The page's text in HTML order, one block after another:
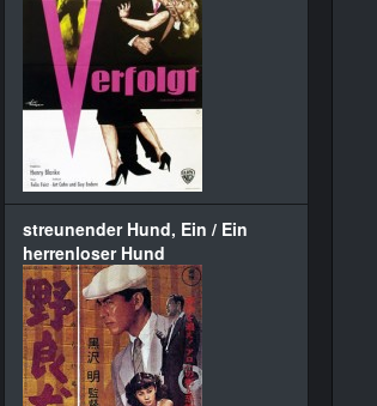
streunender Hund, Ein / Ein
herrenloser Hund